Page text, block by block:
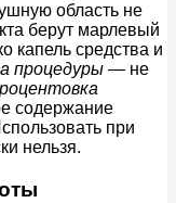
область не
берут марлевый
капель средства и
процедуры — не
содержание
при
нельзя.